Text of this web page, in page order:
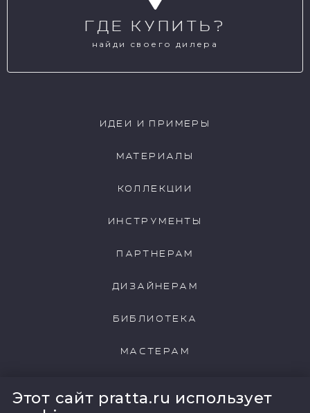
Этот сайт pratta.ru использует
ГДЕ КУПИТЬ?
найди своего дилера
ИДЕИ И ПРИМЕРЫ
МАТЕРИАЛЫ
КОЛЛЕКЦИИ
ИНСТРУМЕНТЫ
ПАРТНЕРАМ
ДИЗАЙНЕРАМ
БИБЛИОТЕКА
МАСТЕРАМ